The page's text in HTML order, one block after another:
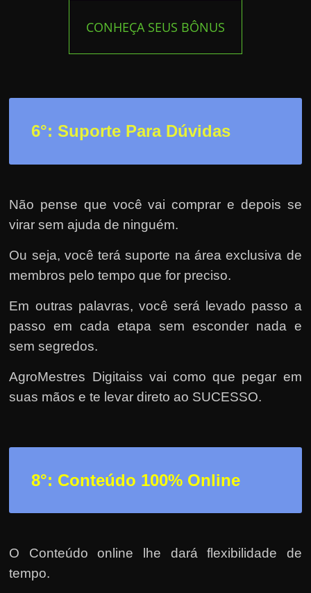
CONHEÇA SEUS BÔNUS
6°: Suporte Para Dúvidas
Não pense que você vai comprar e depois se
virar sem ajuda de ninguém.
Ou seja, você terá suporte na área exclusiva de
membros pelo tempo que for preciso.
Em outras palavras, você será levado passo a
passo em cada etapa sem esconder nada e
sem segredos.
AgroMestres Digitaiss vai como que pegar em
suas mãos e te levar direto ao SUCESSO.
8°: Conteúdo 100% Online
O Conteúdo online lhe dará flexibilidade de
tempo.